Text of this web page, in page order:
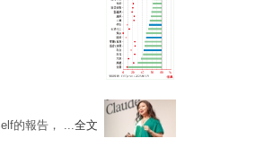
的報告， ... 全文